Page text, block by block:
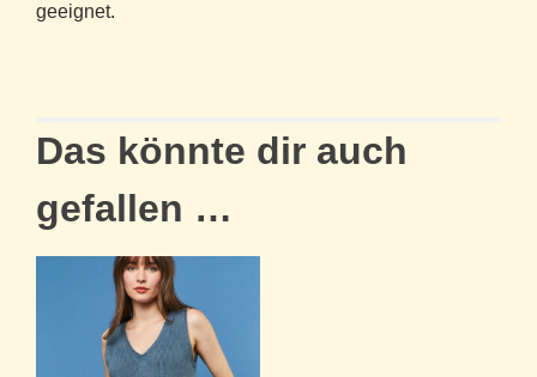
geeignet.
Das könnte dir auch
gefallen …